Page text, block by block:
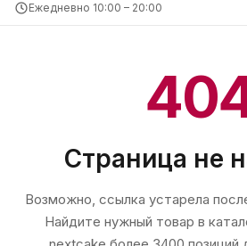
Ежедневно 10:00 – 20:00
Страница не
Возможно, ссылка устарела
Найдите нужный товар в